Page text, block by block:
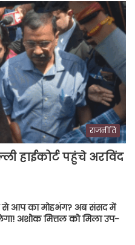
राजनीति
हाईकोर्ट पहुंचे अरविंद
से आप का मोहभंग? अब संसद में
अशोक मित्तल को मिला उप-